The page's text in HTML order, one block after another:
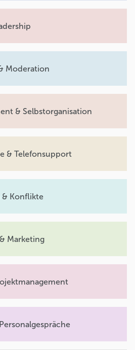
Moderation
& Selbstorganisation
& Telefonsupport
& Konflikte
Marketing